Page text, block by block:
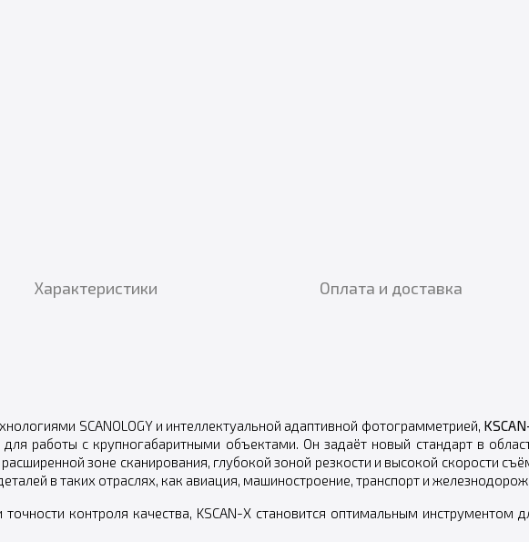
Характеристики Оплата и доставка
SCANOLOGY и интеллектуальной адаптивной фотограмметрией,
работы с крупногабаритными объектами. Он задаёт новый стандарт в
зоне сканирования, глубокой зоной резкости и высокой скорости
в таких отраслях, как авиация, машиностроение, транспорт и
контроля качества, KSCAN-X становится оптимальным инструментом